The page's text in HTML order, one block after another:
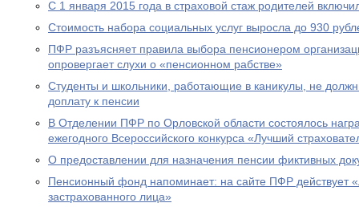
С 1 января 2015 года в страховой стаж родителей
Стоимость набора социальных услуг выросла до 930
ПФР разъясняет правила выбора пенсионером
опровергает слухи о «пенсионном рабстве»
Студенты и школьники, работающие в каникулы, не
доплату к пенсии
В Отделении ПФР по Орловской области состоялось
ежегодного Всероссийского конкурса «Лучший
О предоставлении для назначения пенсии фиктивных
Пенсионный фонд напоминает: на сайте ПФР действует
застрахованного лица»